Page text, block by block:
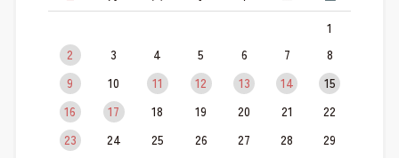
1
2
3 4 5 6 7
8
9
10 11 12 13 14
15
16
17 18 19 20 21
22
23
24 25 26 27 28
29